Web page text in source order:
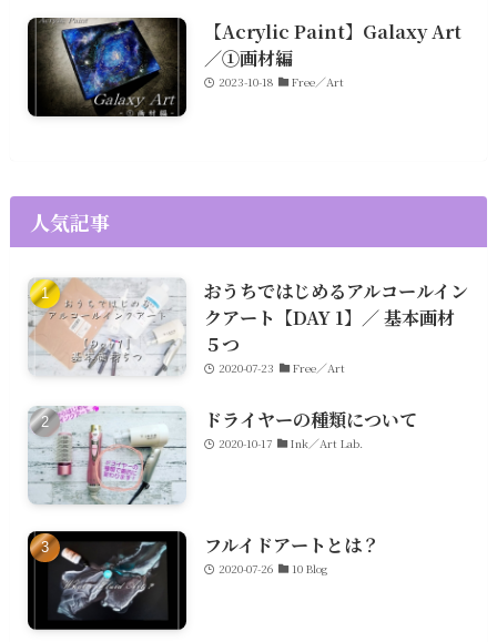
【Acrylic Paint】Galaxy Art
／①画材編
2023-10-18 Free／Art
人気記事
おうちではじめるアルコールイン
クアート【DAY 1】／ 基本画材
５つ
2020-07-23 Free／Art
ドライヤーの種類について
2020-10-17 Ink／Art Lab.
フルイドアートとは？
2020-07-26 10 Blog